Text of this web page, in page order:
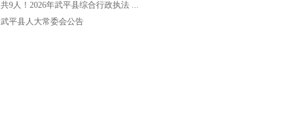
共9人！2026年武平县综合行政执法 ...
武平县人大常委会公告